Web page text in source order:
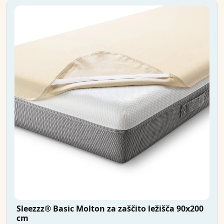
Sleezzz® Basic Molton za zaščito ležišča 90x200
cm